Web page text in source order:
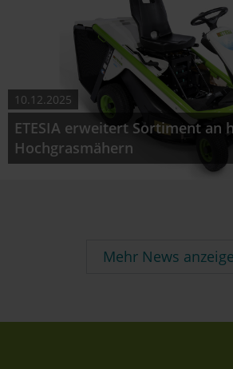
10.12.2025
ETESIA erweitert Sortiment an
Hochgrasmähern
Mehr News